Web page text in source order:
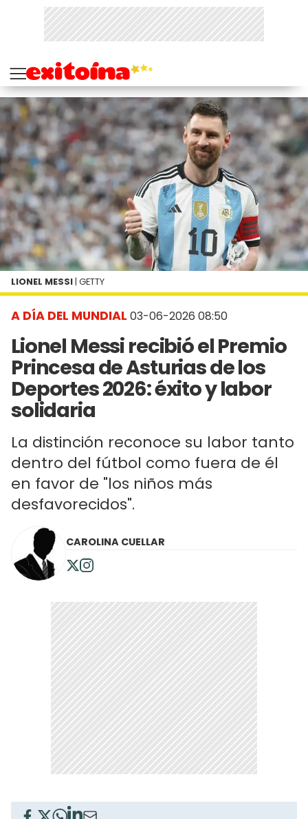
A DÍA DEL MUNDIAL 03-06-2026 08:50
Lionel Messi recibió el Premio
Princesa de Asturias de los
Deportes 2026: éxito y labor
solidaria
La distinción reconoce su labor tanto
dentro del fútbol como fuera de él
en favor de "los niños más
desfavorecidos".
LIONEL MESSI | GETTY
CAROLINA CUELLAR